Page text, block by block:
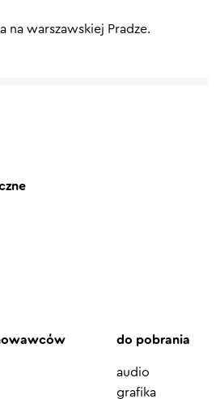
na warszawskiej Pradze.
do pobrania
audio
grafika